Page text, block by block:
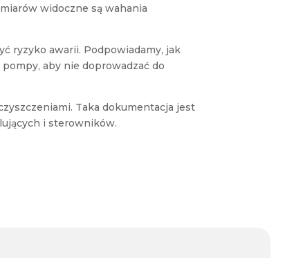
widoczne są wahania
ryzyko awarii. Podpowiadamy, jak
aby nie doprowadzać do
Taka dokumentacja jest
i sterowników.